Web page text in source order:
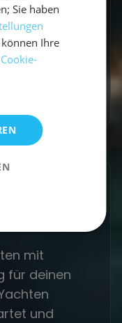
hier ganz
von 100 €
– Dein
mit
für deinen
und
Sie haben
Ihre
Cookie-